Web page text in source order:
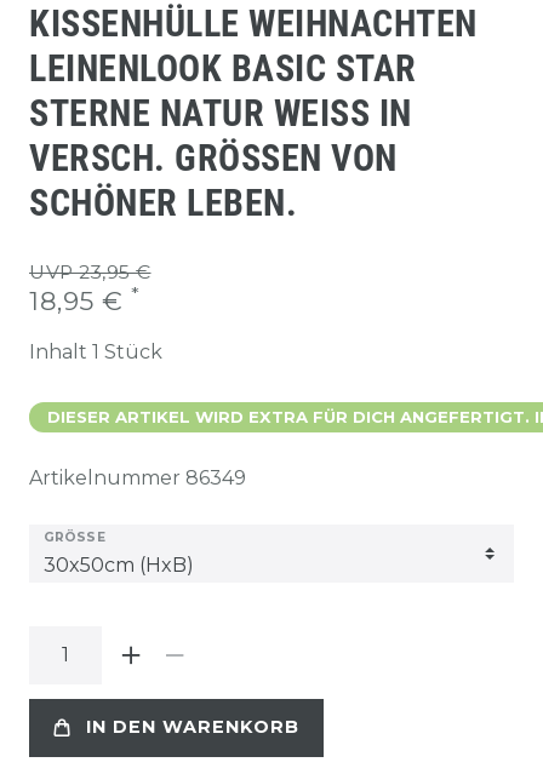
KISSENHÜLLE WEIHNACHTEN
LEINENLOOK BASIC STAR
STERNE NATUR WEISS IN V
ERSCH. GRÖSSEN VON SC
HÖNER LEBEN.
UVP 23,95 €
18,95 € *
Inhalt 1 Stück
DIESER ARTIKEL WIRD EXTRA FÜR DICH ANGEFERTIGT.
Artikelnummer 86349
GRÖSSE
IN DEN WARENKORB